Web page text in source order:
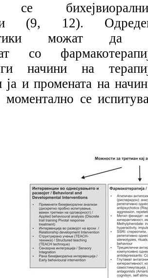
се
(9, 12).
можат да
со
начини на
ја и промената на
моментално се